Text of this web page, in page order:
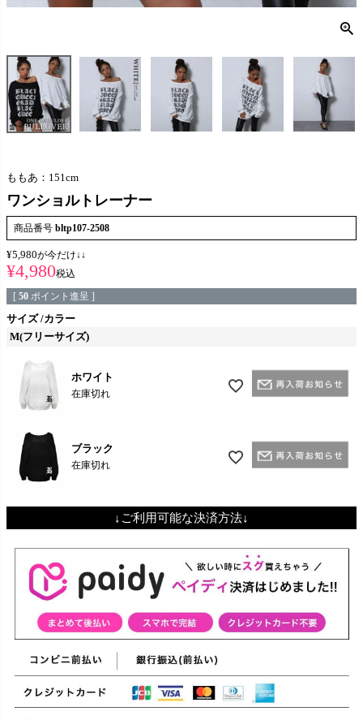
ももあ：151cm
ワンショルトレーナー
商品番号 bltp107-2508
¥5,980が今だけ↓↓
¥4,980税込
[ 50 ポイント進呈 ]
サイズ カラー
M(フリーサイズ)
ホワイト
在庫切れ
ブラック
在庫切れ
↓ご利用可能な決済方法↓